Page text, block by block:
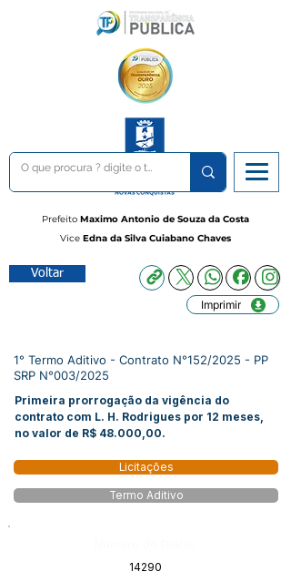
Prefeito Maximo Antonio de Souza da Costa
Vice Edna da Silva Cuiabano Chaves
Voltar
Imprimir
1° Termo Aditivo - Contrato N°152/2025 - PP
SRP N°003/2025
Primeira prorrogação da vigência do
contrato com L. H. Rodrigues por 12 meses,
no valor de R$ 48.000,00.
Licitações
Termo Aditivo
14290